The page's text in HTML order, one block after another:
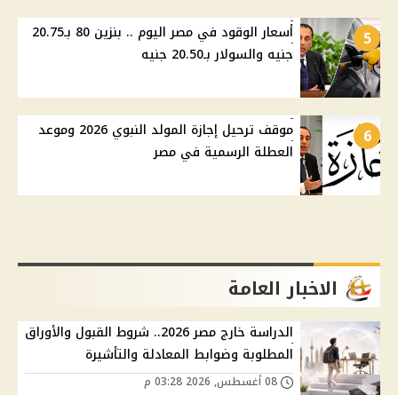
5
أسعار الوقود في مصر اليوم .. بنزين 80 بـ20.75
جنيه والسولار بـ20.50 جنيه
6
موقف ترحيل إجازة المولد النبوي 2026 وموعد
العطلة الرسمية في مصر
الاخبار العامة
الدراسة خارج مصر 2026.. شروط القبول والأوراق
المطلوبة وضوابط المعادلة والتأشيرة